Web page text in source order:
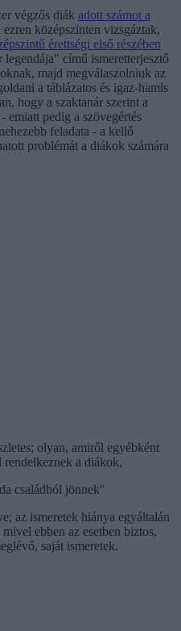
végzős diák adott számot a
középszinten vizsgáztak,
érettségi első részében
című ismeretterjesztő
majd megválaszolniuk az
a táblázatos és igaz-hamis
hogy a szaktanár szerint a
emiatt pedig a szövegértés
feladata - a kellő
problémát a diákok számára
olyan, amiről egyébként
a diákok,
családból jönnek"
az ismeretek hiánya egyáltalán
ebben az esetben biztos,
saját ismeretek.